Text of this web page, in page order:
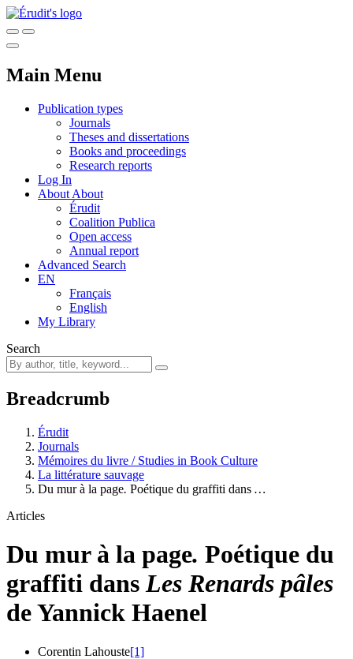
Main Menu
Publication types
Journals
Theses and dissertations
Books and proceedings
Research reports
Log In
About About
Érudit
Coalition Publica
Open access
Annual report
Advanced Search
EN
Français
English
My Library
Search
Breadcrumb
Érudit
Journals
Mémoires du livre / Studies in Book Culture
La littérature sauvage
Du mur à la page. Poétique du graffiti dans …
Articles
Du mur à la page. Poétique du
graffiti dans Les Renards pâles
de Yannick Haenel
Corentin Lahouste[1]